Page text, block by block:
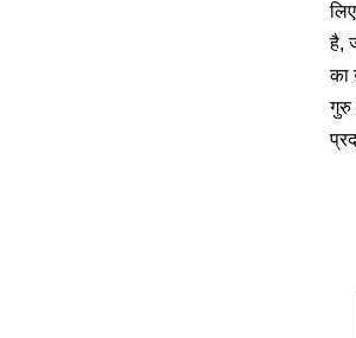
है,
का
गुरु